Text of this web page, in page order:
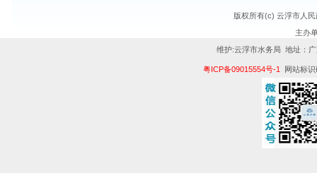
版权所有(c) 云浮市人
主办
维护:云浮市水务局 地址：
粤ICP备09015554号-1 网站标